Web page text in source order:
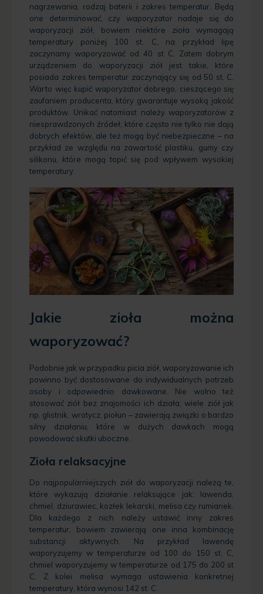
nagrzewania, rodzaj baterii i zakres temperatur. Będą
one determinować, czy waporyzator nadaje się do
waporyzacji ziół, bowiem niektóre zioła wymagają
temperatury poniżej 100 st. C, na przykład lipę
zaczynamy waporyzować od 40 st C. Zatem dobrym
urządzeniem do waporyzacji ziół jest takie, które
posiada zakres temperatur zaczynający się od 50 st. C.
Warto więc kupić waporyzator dobrego, cieszącego się
zaufaniem producenta, który gwarantuje wysoką jakość
produktów. Unikać natomiast należy waporyzatorów z
niesprawdzonych źródeł, które często nie tylko nie dają
dobrych efektów, ale też mogą być niebezpieczne – na
przykład ze względu na zawartość plastiku, gumy czy
silikonu, które mogą topić się pod wpływem wysokiej
temperatury.
Jakie zioła można
waporyzować?
Podobnie jak w przypadku picia ziół, waporyzowanie ich
powinno być dostosowane do indywidualnych potrzeb
osoby i odpowiednio dawkowane. Nie wolno też
stosować ziół bez znajomości ich działa, wiele ziół jak
np. glistnik, wrotycz, piołun – zawierają związki o bardzo
silny działaniu, które w dużych dawkach mogą
powodować skutki uboczne.
Zioła relaksacyjne
Do najpopularniejszych ziół do waporyzacji należą te,
które wykazują działanie relaksujące jak: lawenda,
chmiel, dziurawiec, kozłek lekarski, melisa czy rumianek.
Dla każdego z nich należy ustawić inny zakres
temperatur, bowiem zawierają one inna kombinację
substancji aktywnych. Na przykład lawendę
waporyzujemy w temperaturze od 100 do 150 st. C,
chmiel waporyzujemy w temperaturze od 175 do 200 st
C. Z kolei melisa wymaga ustawienia konkretnej
temperatury, która wynosi 142 st. C.